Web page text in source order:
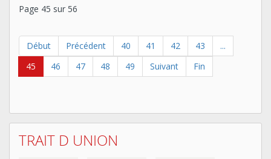
Page 45 sur 56
Début Précédent 40 41 42 43
...
45
46 47 48 49 Suivant Fin
TRAIT D UNION